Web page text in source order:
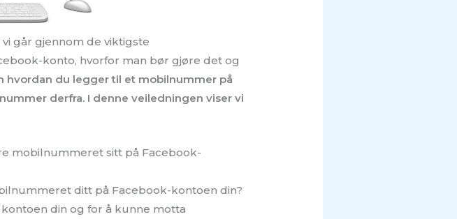
går gjennom de viktigste
konto, hvorfor man bør gjøre det og
hvordan du legger til et mobilnummer på
derfra. I denne veiledningen viser vi
mobilnummeret sitt på Facebook-
ditt på Facebook-kontoen din?
din og for å kunne motta